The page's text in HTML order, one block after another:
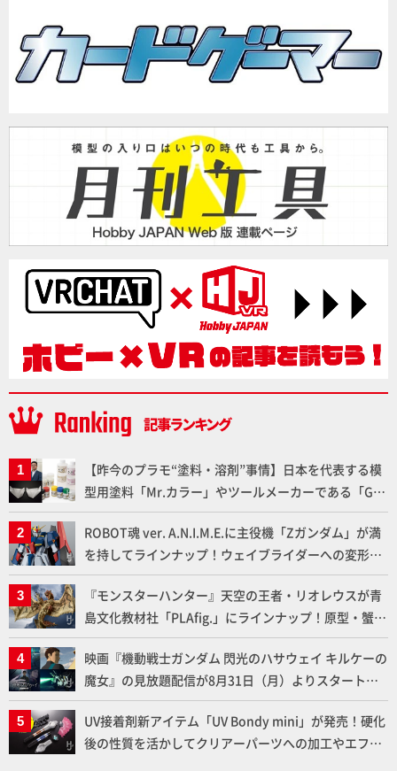
【昨今のプラモ“塗料・溶剤”事情】日本を代表する模
型用塗料「Mr.カラー」やツールメーカーである「GSI
クレオス」が語るラッカー塗料の未来とは？
ROBOT魂 ver. A.N.I.M.E.に主役機「Zガンダム」が満
を持してラインナップ！ウェイブライダーへの変形、
劇中どおりのプロポーションを再現【機動戦士Zガン
ダム】
『モンスターハンター』天空の王者・リオレウスが青
島文化教材社「PLAfig.」にラインナップ！原型・蟹蟲
修造氏の彩色作例で超ハイディテールかつ躍動感に満
ちた造形をチェック
映画『機動戦士ガンダム 閃光のハサウェイ キルケーの
魔女』の見放題配信が8月31日（月）よりスタート！
Prime Videoで国内独占配信
UV接着剤新アイテム「UV Bondy mini」が発売！硬化
後の性質を活かしてクリアーパーツへの加工やエフェ